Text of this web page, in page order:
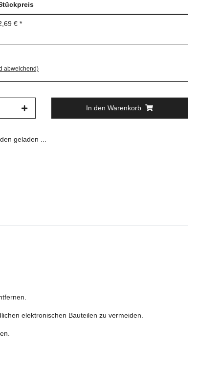
€ *
abweichend)
In den Warenkorb
geladen ...
elektronischen Bauteilen zu vermeiden.